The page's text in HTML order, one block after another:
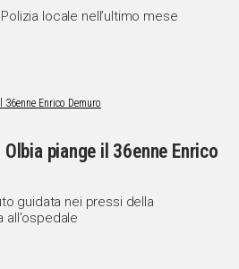
locale nell’ultimo mese
piange il 36enne Enrico
guidata nei pressi della
all'ospedale